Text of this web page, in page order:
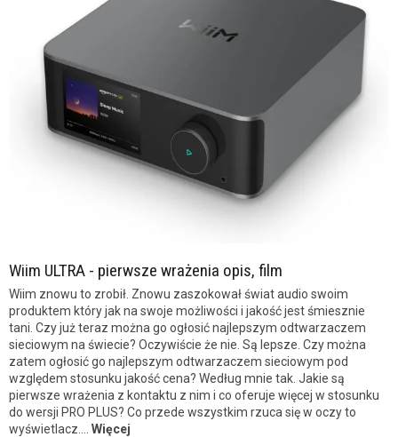
Wiim ULTRA - pierwsze wrażenia opis, film
Wiim znowu to zrobił. Znowu zaszokował świat audio swoim
produktem który jak na swoje możliwości i jakość jest śmiesznie
tani. Czy już teraz można go ogłosić najlepszym odtwarzaczem
sieciowym na świecie? Oczywiście że nie. Są lepsze. Czy można
zatem ogłosić go najlepszym odtwarzaczem sieciowym pod
względem stosunku jakość cena? Według mnie tak. Jakie są
pierwsze wrażenia z kontaktu z nim i co oferuje więcej w stosunku
do wersji PRO PLUS? Co przede wszystkim rzuca się w oczy to
wyświetlacz.... Więcej